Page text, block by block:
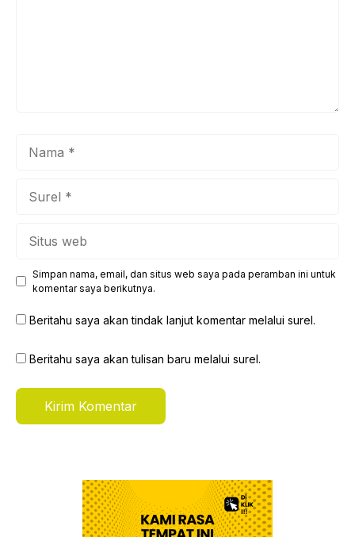
Simpan nama, email, dan situs web saya pada peramban ini untuk
komentar saya berikutnya.
Beritahu saya akan tindak lanjut komentar melalui surel.
Beritahu saya akan tulisan baru melalui surel.